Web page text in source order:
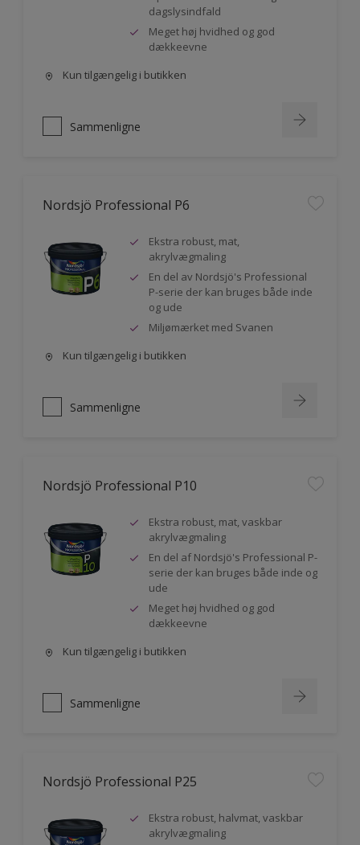
dagslysindfald
Meget høj hvidhed og god
dækkeevne
Kun tilgængelig i butikken
Sammenligne
Nordsjö Professional P6
Ekstra robust, mat,
akrylvægmaling
En del av Nordsjö's Professional
P-serie der kan bruges både inde
og ude
Miljømærket med Svanen
Kun tilgængelig i butikken
Sammenligne
Nordsjö Professional P10
Ekstra robust, mat, vaskbar
akrylvægmaling
En del af Nordsjö's Professional P-
serie der kan bruges både inde og
ude
Meget høj hvidhed og god
dækkeevne
Kun tilgængelig i butikken
Sammenligne
Nordsjö Professional P25
Ekstra robust, halvmat, vaskbar
akrylvægmaling